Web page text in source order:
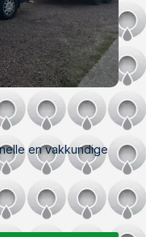
en vakkundige